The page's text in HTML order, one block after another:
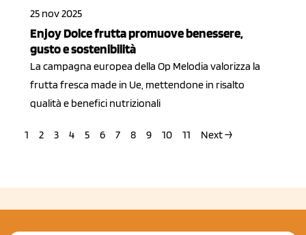
25 nov 2025
Enjoy Dolce frutta promuove benessere,
gusto e sostenibilità
La campagna europea della Op Melodia valorizza la
frutta fresca made in Ue, mettendone in risalto
qualità e benefici nutrizionali
1 2 3 4 5 6 7 8 9 10 11 Next →